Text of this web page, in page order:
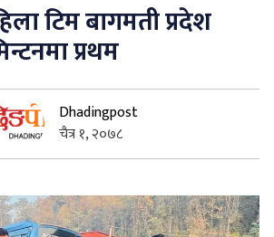
टिम बागमती प्रदेश
प्रथम
Dhadingpost
चैत्र १, २०७८